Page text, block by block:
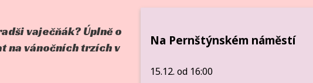
vaječňák? Úplně o
na vánočních trzích v
Na Pernštýnském náměstí
15.12. od 16:00